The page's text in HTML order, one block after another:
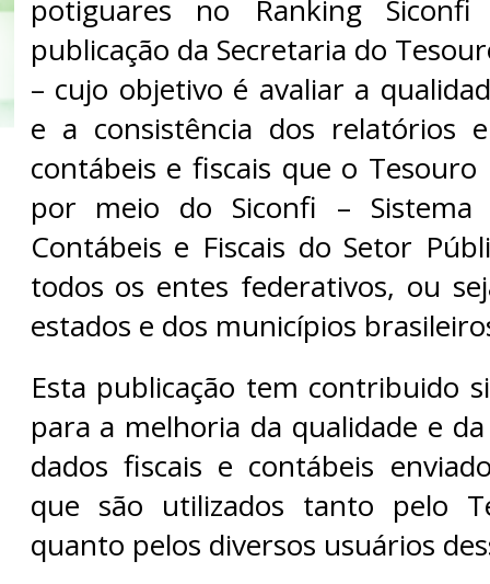
potiguares no Ranking
publicação da Secretaria do
– cujo objetivo é avaliar a
e a consistência dos relatórios
contábeis e fiscais que o Tesouro
por meio do Siconfi – Sistema
Contábeis e Fiscais do Setor
todos os entes federativos, ou
estados e dos municípios
Esta publicação tem contribuido
para a melhoria da qualidade e
dados fiscais e contábeis
que são utilizados tanto pelo
quanto pelos diversos usuários